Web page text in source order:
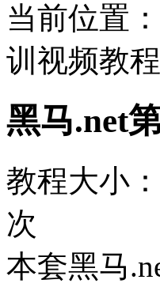
当前位置：
训视频教程
黑马.net
教程大小
次
本套黑马